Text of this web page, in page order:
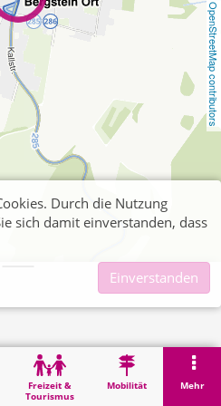
OpenStreetMap contributors
Freizeit &
Tourismus
Mobilität Mehr
Durch die Nutzung
sich damit einverstanden, dass
Einverstanden